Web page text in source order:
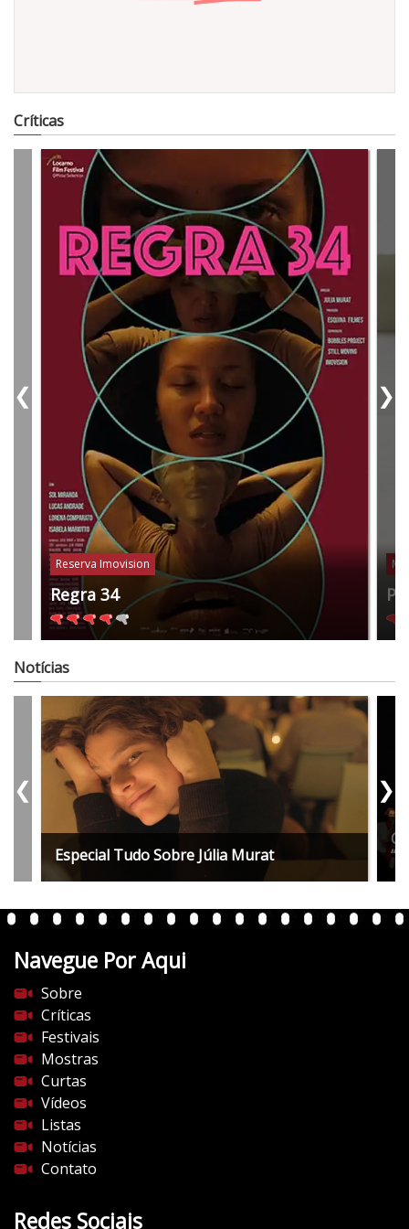
Críticas
Reserva Imovision
Regra 34
❮ ❯
Notícias
Especial Tudo Sobre Júlia Murat
❮ ❯
Navegue Por Aqui
Sobre
Críticas
Festivais
Mostras
Curtas
Vídeos
Listas
Notícias
Contato
Redes Sociais